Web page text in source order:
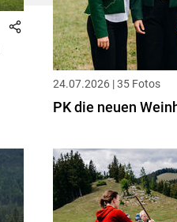
24.07.2026 | 35 Fotos
PK die neuen